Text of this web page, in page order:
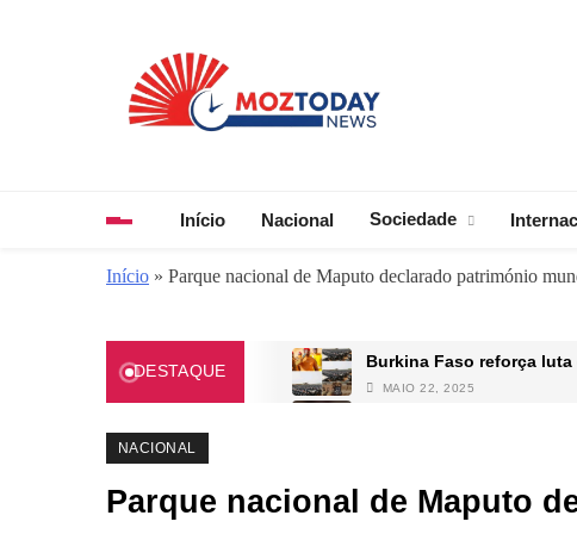
Início Nacional Sociedade
Início » Parque nacional de Maputo declarado património
DESTAQUE
Burkina Faso reforça
MAIO 22, 2025
NOVEMBRO 20, 2025
Encontro de Titãs:
NACIONAL
Parque nacional de Maputo